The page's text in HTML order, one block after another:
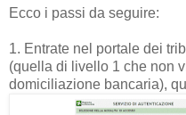
Ecco i passi da seguire:
1. Entrate nel portale dei
(quella di livello 1 che non
domiciliazione bancaria),